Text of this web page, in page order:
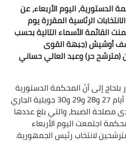
اليوم الأربعاء، عن
الرئاسية المقررة يوم
القائمة الأسماءالتالية بحسب
أوشيش (جبهة القوى
(مترشح حر) وعبد العالي حساني
إلى أنّ المحكمة الدستورية
اجتمعت في جلسات مغلقة أيام 27 و28 و29 و30 جويلية الجاري
الضبط، والتي بلغ عددها
اجتمعت اليوم الأربعاء
لانتخاب رئيس الجمهورية.